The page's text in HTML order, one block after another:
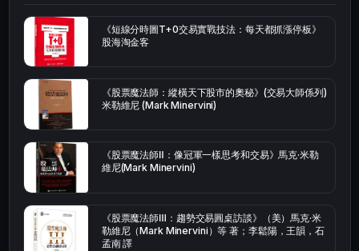
《短線分時圖T+0交易實戰技法：每天都抓漲停板》
股海淘金客
《股票魔法師：縱橫天下股市的奧秘》(交易大師係列)
米勒維尼 (Mark Minervini)
《股票魔法師Ⅱ：像冠軍一樣思考和交易》馬克·米勒
維尼(Mark Minervini)
《股票魔法師Ⅲ：趨勢交易圓桌訪談》（美）馬克·米
勒維尼（Mark Minervini）等 著；李鬆陽，王韻，石
孟南 譯